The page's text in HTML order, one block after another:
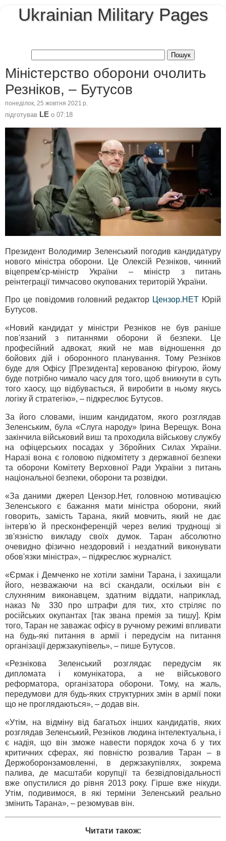
Ukrainian Military Pages
Міністерство оборони очолить
Резніков, – Бутусов
понеділок, 25 жовтня 2021 р.
підготував LE о 07:18
Президент Володимир Зеленський погодив кандидатуру
нового міністра оборони. Це Олексій Резніков, чинний
віцепрем'єр-міністр України – міністр з питань
реінтеграції тимчасово окупованих територій України.
Про це повідомив головний редактор Цензор.НЕТ Юрій
Бутусов.
«Новий кандидат у міністри Резніков не був раніше
пов'язаний з питаннями оборони й безпеки. Це
професійний адвокат, який не мав відношення до
бойових дій і оборонного планування. Тому Резніков
буде для Офісу [Президента] керованою фігурою, йому
буде потрібно чимало часу для того, щоб вникнути в суть
того хаосу, що відбувається, й виробити в ньому якусь
логіку й стратегію», – підкреслює Бутусов.
За його словами, іншим кандидатом, якого розглядав
Зеленським, була «Слуга народу» Ірина Верещук. Вона
закінчила військовий виш та проходила військову службу
на офіцерських посадах у Збройних Силах України.
Наразі вона є головою підкомітету з державної безпеки
та оборони Комітету Верховної Ради України з питань
національної безпеки, оборони та розвідки.
«За даними джерел Цензор.Нет, головною мотивацією
Зеленського є бажання мати міністра оборони, який
говорить, замість Тарана, який мовчить, який не дає
інтерв'ю й пресконференцій через великі труднощі зі
зв'язністю викладу своїх думок. Таран абсолютно
очевидно фізично нездоровий і нездатний виконувати
обов'язки міністра», – підкреслює журналіст.
«Єрмак і Демченко не хотіли заміни Тарана, і захищали
його, незважаючи на всі скандали, оскільки він є
слухняним виконавцем, здатним віддати, наприклад,
наказ № 330 про штрафи для тих, хто стріляє по
російських окупантах [так звана премія за тишу]. Крім
того, Таран не заважає офісу в ручному режимі впливати
на будь-які питання в армії і передусім на питання
організації держзакупівель», – пише Бутусов.
«Резнікова Зеленський розглядає передусім як
дипломата і комунікатора, а не військового
реформатора, організатора оборони. Тому, на жаль,
передумови для будь-яких структурних змін в армії поки
що не проглядаються», – додав він.
«Утім, на відміну від багатьох інших кандидатів, яких
розглядав Зеленський, Резніков людина інтелектуальна, і
є надія, що він зможе навести порядок хоча б у тих
критичних сферах, які повністю розвалив Таран – в
Держоборонзамовленні, в держзакупівлях, зокрема
палива, де масштаби корупції та безвідповідальності
вже опустилися до рівня 2013 року. Гірше вже нікуди.
Утім, подивимося, в які терміни Зеленський реально
змінить Тарана», – резюмував він.
Читати також: